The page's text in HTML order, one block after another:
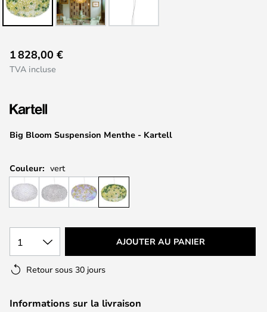
to
the
of
the
images
Big Bloom Suspension Menthe - Kartell
1 828,00 €
TVA incluse
Couleur: vert
1 AJOUTER AU PANIER
Retour sous 30 jours
Informations sur la livraison